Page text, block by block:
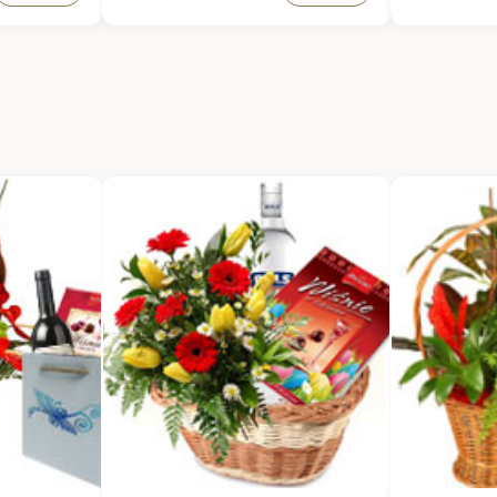
i
Orzechy laskowe w worku z juty,
Francuskie mini krakersy z
dodatkiem pesto i parmezanu, 90
g
Naturalna pasta z bakłażana z
czosnkiem i chili, 200 g
Naturalna czekolada gorzka z
dodatkiem karmelizowanej
zielonej herbaty i trawy
żubrówkowej z cukierni Mistrza
Polski w cukiernictwie Mirosława
pomidorów
pieczywa i
Kurka
klasyczny,
idealny do
przekąsek.
Pasztet z